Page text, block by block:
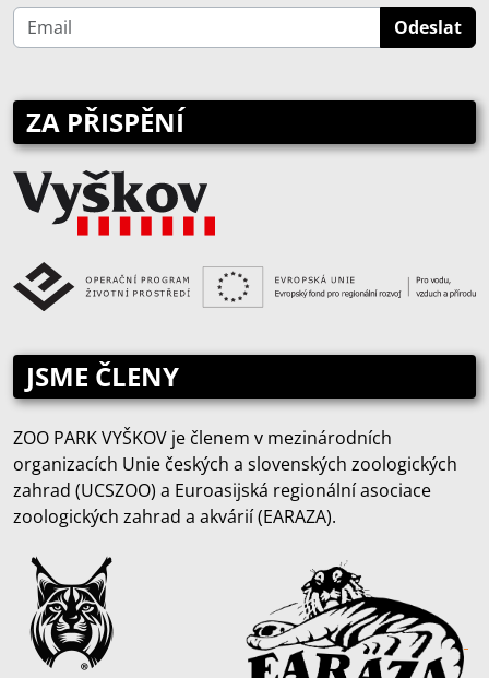
ZA PŘISPĚNÍ
JSME ČLENY
ZOO PARK VYŠKOV je členem v mezinárodních
organizacích Unie českých a slovenských zoologických
zahrad (UCSZOO) a Euroasijská regionální asociace
zoologických zahrad a akvárií (EARAZA).